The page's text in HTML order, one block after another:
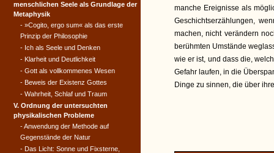
manche Ereignisse als
Geschichtserzählungen,
machen, nicht verändern
berühmten Umstände
wie er ist, und dass die,
Gefahr laufen, in die
Dinge zu sinnen, die über
menschlichen Seele als Grundlage der
Metaphysik
- »Cogito, ergo sum« als das erste
Prinzip der Philosophie
- Ich als Seele und Denken
- Klarheit und Deutlichkeit
- Gott als vollkommenes Wesen
- Beweis der Existenz Gottes
- Wahrheit, Schlaf und Traum
V. Ordnung der untersuchten
physikalischen Probleme
- Anwendung der Methode auf
Gegenstände der Natur
- Das Licht: Sonne und Fixsterne,